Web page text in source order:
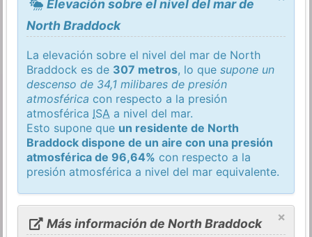
Elevación sobre el nivel del mar de
North Braddock
La elevación sobre el nivel del mar de North
Braddock es de 307 metros, lo quesupone un
descenso de 34,1 milibares de presión
atmosférica con respecto a la presión
atmosférica ISA a nivel del mar.
Esto supone que un residente de North
Braddock dispone de un aire con una presión
atmosférica de 96,64% con respecto a la
presión atmosférica a nivel del mar equivalente.
×
Más información de North Braddock